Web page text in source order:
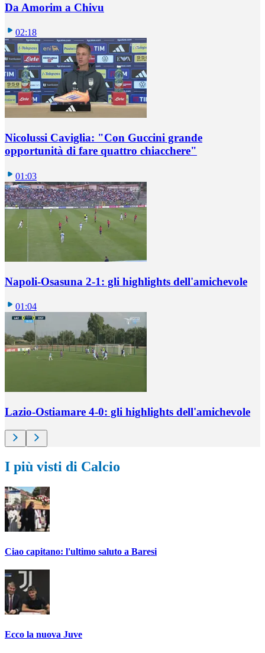
Da Amorim a Chivu
02:18
Nicolussi Caviglia: "Con Guccini grande
opportunità di fare quattro chiacchere"
01:03
Napoli-Osasuna 2-1: gli highlights dell'amichevole
01:04
Lazio-Ostiamare 4-0: gli highlights dell'amichevole
I più visti di Calcio
Ciao capitano: l'ultimo saluto a Baresi
Ecco la nuova Juve